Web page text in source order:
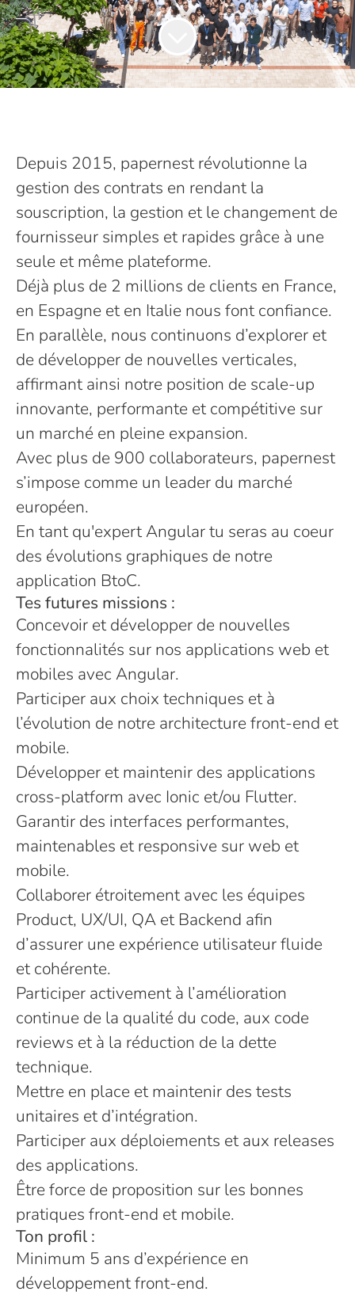
Depuis 2015, papernest révolutionne la
gestion des contrats en rendant la
souscription, la gestion et le changement de
fournisseur simples et rapides grâce à une
seule et même plateforme.
Déjà plus de 2 millions de clients en France,
en Espagne et en Italie nous font confiance.
En parallèle, nous continuons d’explorer et
de développer de nouvelles verticales,
affirmant ainsi notre position de scale-up
innovante, performante et compétitive sur
un marché en pleine expansion.
Avec plus de 900 collaborateurs, papernest
s’impose comme un leader du marché
européen.
En tant qu'expert Angular tu seras au coeur
des évolutions graphiques de notre
application BtoC.
Tes futures missions :
Concevoir et développer de nouvelles
fonctionnalités sur nos applications web et
mobiles avec Angular.
Participer aux choix techniques et à
l’évolution de notre architecture front-end et
mobile.
Développer et maintenir des applications
cross-platform avec Ionic et/ou Flutter.
Garantir des interfaces performantes,
maintenables et responsive sur web et
mobile.
Collaborer étroitement avec les équipes
Product, UX/UI, QA et Backend afin
d’assurer une expérience utilisateur fluide
et cohérente.
Participer activement à l’amélioration
continue de la qualité du code, aux code
reviews et à la réduction de la dette
technique.
Mettre en place et maintenir des tests
unitaires et d’intégration.
Participer aux déploiements et aux releases
des applications.
Être force de proposition sur les bonnes
pratiques front-end et mobile.
Ton profil :
Minimum 5 ans d’expérience en
développement front-end.